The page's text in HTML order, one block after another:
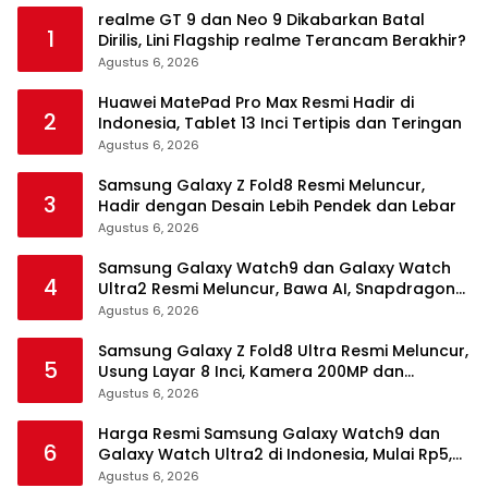
1
realme GT 9 dan Neo 9 Dikabarkan Batal
Dirilis, Lini Flagship realme Terancam Berakhir?
Agustus 6, 2026
2
Huawei MatePad Pro Max Resmi Hadir di
Indonesia, Tablet 13 Inci Tertipis dan Teringan
Agustus 6, 2026
3
Samsung Galaxy Z Fold8 Resmi Meluncur,
Hadir dengan Desain Lebih Pendek dan Lebar
Agustus 6, 2026
4
Samsung Galaxy Watch9 dan Galaxy Watch
Ultra2 Resmi Meluncur, Bawa AI, Snapdragon
Wear Elite, dan Fitur Kesehatan Baru
Agustus 6, 2026
5
Samsung Galaxy Z Fold8 Ultra Resmi Meluncur,
Usung Layar 8 Inci, Kamera 200MP dan
Snapdragon 8 Elite Gen 5
Agustus 6, 2026
6
Harga Resmi Samsung Galaxy Watch9 dan
Galaxy Watch Ultra2 di Indonesia, Mulai Rp5,9
Jutaan
Agustus 6, 2026